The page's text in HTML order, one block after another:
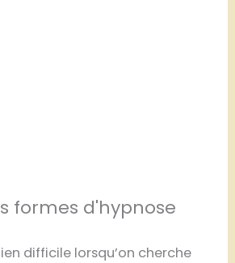
formes d'hypnose
difficile lorsqu’on cherche